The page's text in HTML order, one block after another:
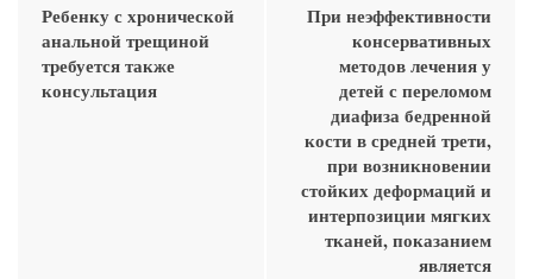
Ребенку с хронической
анальной трещиной
требуется также
консультация
При неэффективности
консервативных
методов лечения у
детей с переломом
диафиза бедренной
кости в средней трети,
при возникновении
стойких деформаций и
интерпозиции мягких
тканей, показанием
является